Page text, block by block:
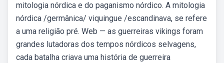
mitologia nórdica e do paganismo nórdico. A mitologia
nórdica /germânica/ viquingue /escandinava, se refere
a uma religião pré. Web — as guerreiras vikings foram
grandes lutadoras dos tempos nórdicos selvagens,
cada batalha criava uma história de guerreira